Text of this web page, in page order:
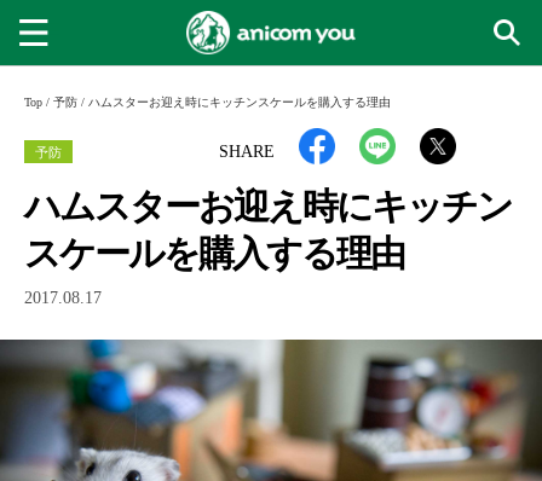
Top / 予防 / ハムスターお迎え時にキッチンスケールを購入する理由
SHARE
予防
ハムスターお迎え時にキッチン
スケールを購入する理由
2017.08.17